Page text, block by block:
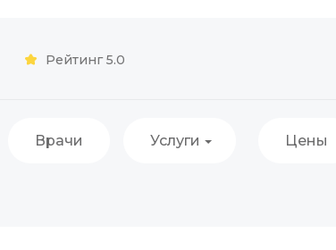
Рейтинг 5.0
Врачи Услуги Цены